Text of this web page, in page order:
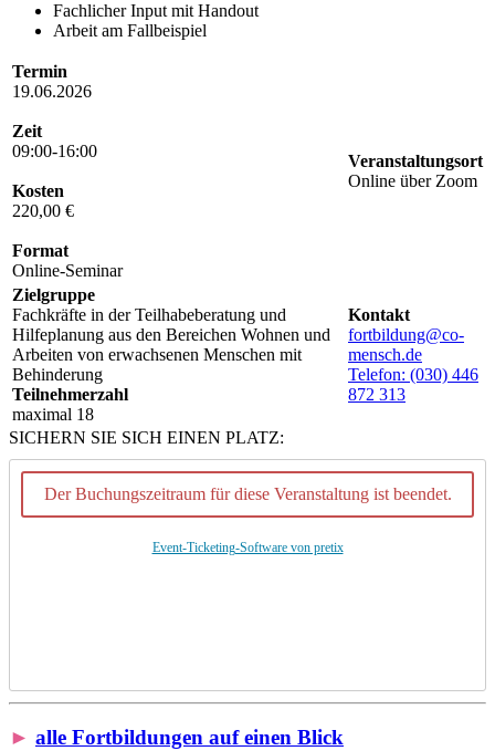
Fachlicher Input mit Handout
Arbeit am Fallbeispiel
Termin
19.06.2026
Zeit
09:00-16:00
Kosten
220,00 €
Format
Online-Seminar
Veranstaltungsort
Online über Zoom
Zielgruppe
Fachkräfte in der Teilhabeberatung und
Hilfeplanung aus den Bereichen Wohnen und
Arbeiten von erwachsenen Menschen mit
Behinderung
Teilnehmerzahl
maximal 18
Kontakt
fortbildung@co-
mensch.de
Telefon: (030) 446
872 313
SICHERN SIE SICH EINEN PLATZ:
Der Buchungszeitraum für diese Veranstaltung ist beendet.
Event-Ticketing-Software von pretix
► alle Fortbildungen auf einen Blick